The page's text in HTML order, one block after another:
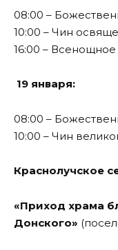
08:00 –
10:00 – Чин
16:00 –
19 января:
08:00 –
10:00 – Чин
Краснолучское
«Приход храма
Донского»